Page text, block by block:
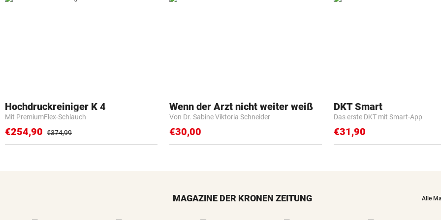
Hochdruckreiniger K 4
Mit PremiumFlex-Schlauch
€254,90 €374,99
Wenn der Arzt nicht weiter weiß
Von Dr. Sabine Viktoria Schneider
€30,00
DKT Smart
Das erste DKT mit Smart-App
€31,90
MAGAZINE DER KRONEN ZEITUNG Alle